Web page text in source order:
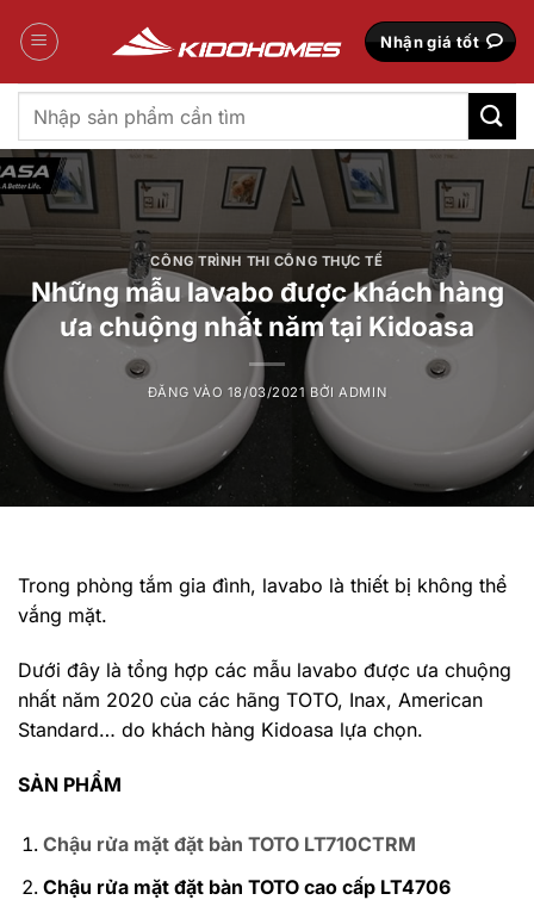
qua
Nhận giá tốt
Tìm
kiếm:
CÔNG TRÌNH THI CÔNG THỰC TẾ
Những mẫu lavabo được khách hàng
ưa chuộng nhất năm tại Kidoasa
ĐĂNG VÀO 18/03/2021 BỞIADMIN
Trong phòng tắm gia đình, lavabo là thiết bị không thể
vắng mặt.
Dưới đây là tổng hợp các mẫu lavabo được ưa chuộng
nhất năm 2020 của các hãng TOTO, Inax, American
Standard… do khách hàng Kidoasa lựa chọn.
SẢN PHẨM
Chậu rửa mặt đặt bàn TOTO LT710CTRM
Chậu rửa mặt đặt bàn TOTO cao cấp LT4706